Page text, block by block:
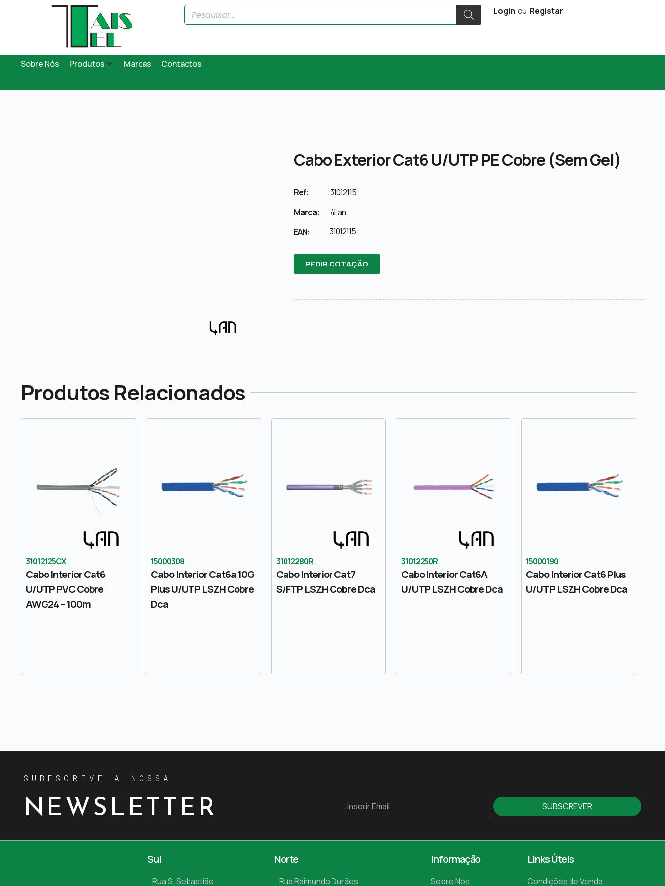
Login ou Registar
Sobre Nós Produtos Marcas Contactos
Cabo Exterior Cat6 U/UTP PE Cobre (sem Gel)
Ref:
31012115
Marca:
4Lan
EAN:
31012115
PEDIR COTAÇÃO
Produtos Relacionados
31012125CX
Cabo Interior Cat6
U/UTP PVC Cobre
AWG24 – 100m
15000308
Cabo Interior Cat6a 10G
Plus U/UTP LSZH Cobre
Dca
31012280R
Cabo Interior Cat7
S/FTP LSZH Cobre Dca
31012250R
Cabo Interior Cat6A
U/UTP LSZH Cobre Dca
15000190
Cabo Interior Cat6 Plus
U/UTP LSZH Cobre Dca
SUBESCREVE A NOSSA
NEWSLETTER SUBSCREVER
Sul
Rua S. Sebastião
Norte
Rua Raimundo Durães
Informação
Sobre Nós
Links Úteis
Condições de Venda